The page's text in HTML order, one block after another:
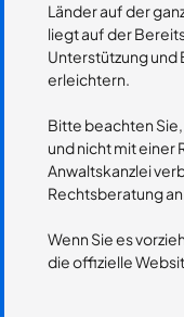
Länder auf der
liegt auf der
Unterstützung und
erleichtern.
Bitte beachten
und nicht mit
Anwaltskanzlei
Rechtsberatung
Wenn Sie es
die offizielle